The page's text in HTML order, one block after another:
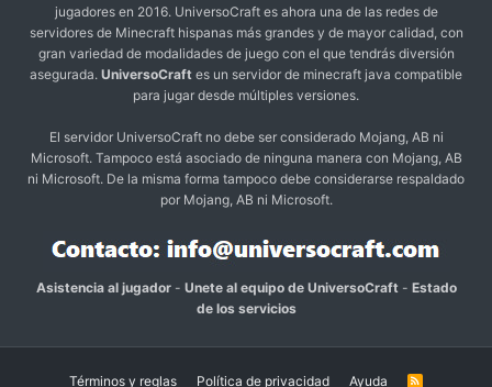
jugadores en 2016. UniversoCraft es ahora una de las redes de
servidores de Minecraft hispanas más grandes y de mayor calidad, con
gran variedad de modalidades de juego con el que tendrás diversión
asegurada. UniversoCraft es un servidor de minecraft java compatible
para jugar desde múltiples versiones.
El servidor UniversoCraft no debe ser considerado Mojang, AB ni
Microsoft. Tampoco está asociado de ninguna manera con Mojang, AB
ni Microsoft. De la misma forma tampoco debe considerarse respaldado
por Mojang, AB ni Microsoft.
Asistencia al jugador- Unete al equipo de UniversoCraft - Estado
de los servicios
Términos y reglas Política de privacidad Ayuda R